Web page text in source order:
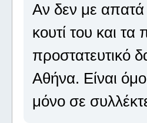
Αν δεν με απατά
κουτί του και
προστατευτικό
Αθήνα. Είναι
μόνο σε